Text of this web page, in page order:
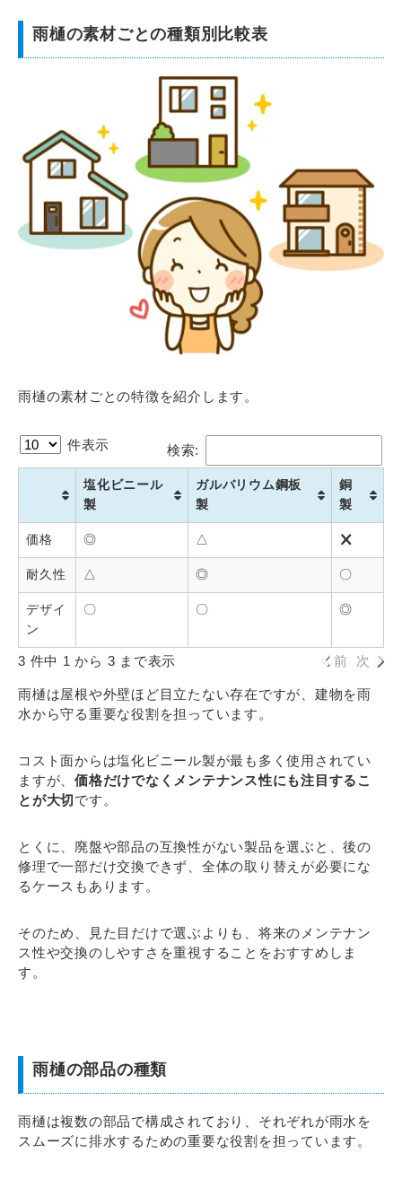
雨樋の素材ごとの種類別比較表
雨樋の素材ごとの特徴を紹介します。
件表示 検索:
塩化ビニール
製
ガルバリウム鋼板
製
銅
製
価格 ◎ △
耐久性 △ ◎ 〇
デザイ
ン
〇 〇 ◎
3 件中 1 から 3 まで表示 前 次
雨樋は屋根や外壁ほど目立たない存在ですが、建物を雨
水から守る重要な役割を担っています。
コスト面からは塩化ビニール製が最も多く使用されてい
ますが、 価格だけでなくメンテナンス性にも注目するこ
とが大切です。
とくに、廃盤や部品の互換性がない製品を選ぶと、後の
修理で一部だけ交換できず、全体の取り替えが必要にな
るケースもあります。
そのため、見た目だけで選ぶよりも、将来のメンテナン
ス性や交換のしやすさを重視することをおすすめしま
す。
雨樋の部品の種類
雨樋は複数の部品で構成されており、それぞれが雨水を
スムーズに排水するための重要な役割を担っています。